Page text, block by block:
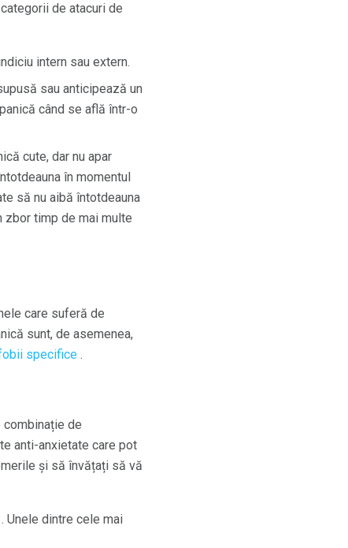
de atacuri de
intern sau extern.
sau anticipează un
când se află într-o
cute, dar nu apar
în momentul
să nu aibă întotdeauna
zbor timp de mai multe
care suferă de
sunt, de asemenea,
specifice .
combinație de
anti-anxietate care pot
și să învățați să vă
. Unele dintre cele mai